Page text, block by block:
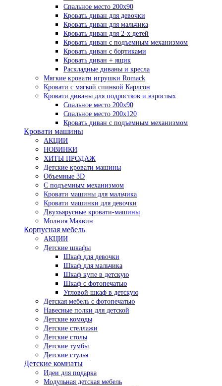
Спальное место 200х90
Кровать диван для девочки
Кровать диван для мальчика
Кровать диван для 2-х детей
Кровать диван с подъемным механизмом
Кровать диван с бортиками
Кровать диван + ящик
Раскладные диваны и кресла
Мягкие кровати игрушки Romack
Кровати с мягкой спинкой Карлсон
Кровати диваны для подростков и взрослых
Спальное место 200х90
Спальное место 200х120
Кровать диван с подъемным механизмом
Кровати машины
АКЦИИ
НОВИНКИ
ХИТЫ ПРОДАЖ
Детские кровати машины
Объемные 3D
С подъемным механизмом
Кровати машины для мальчика
Кровати машинки для девочки
Двухъярусные кровати-машины
Молния Маквин
Корпусная мебель
АКЦИИ
Детские шкафы
Шкаф для девочки
Шкаф для мальчика
Шкаф купе в детскую
Шкаф с фотопечатью
Угловой шкаф в детскую
Детская мебель с фотопечатью
Навесные полки для детской
Детские комоды
Детские стеллажи
Детские столы
Детские тумбы
Детские стулья
Детские комнаты
Идеи для подарка
Модульная детская мебель